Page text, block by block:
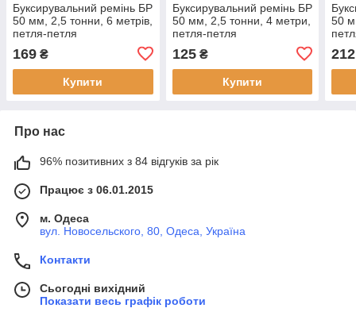
Буксирувальний ремінь БР
50 мм, 2,5 тонни, 6 метрів,
петля-петля
169 ₴
Купити
Буксирувальний ремінь БР
50 мм, 2,5 тонни, 4 метри,
петля-петля
125₴
Купити
50
212
Про нас
96% позитивних з 84 відгуків за рік
Працює з 06.01.2015
м. Одеса
вул. Новосельского, 80, Одеса, Україна
Контакти
Сьогодні вихідний
Показати весь графік роботи